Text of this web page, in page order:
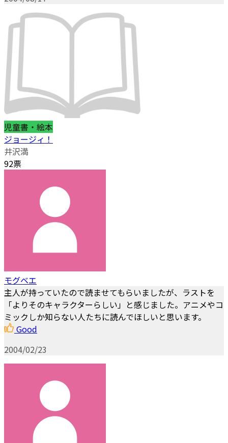
児童書・絵本
ジョージィ！
井沢満
92票
モグベエ
主人が持っていたので読ませてもらいましたが、ラストを
「よりそのキャラクターらしい」と感じました。アニメやコ
ミックしか知らない人たちに読んでほしいと思います。
Good
2004/02/23